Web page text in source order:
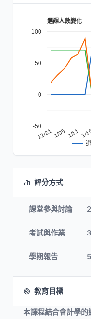
選課人數變化
12/31 1/05 1/11 1/
-50
0
50
100
評分方式
課堂參與討論
考試與作業
學期報告
教育目標
本課程結合會計學